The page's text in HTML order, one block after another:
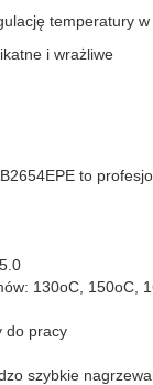
temperatury
i wrażliwe
to
130oC, 150oC,
do pracy
szybkie